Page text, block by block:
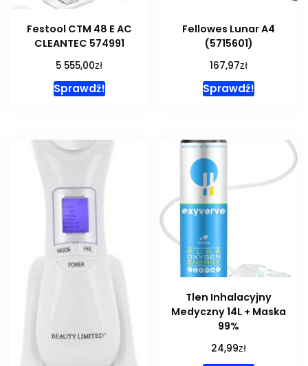
Festool CTM 48 E AC
CLEANTEC 574991
5 555,00zł
Sprawdź!
Fellowes Lunar A4
(5715601)
167,97zł
Sprawdź!
Tlen Inhalacyjny
Medyczny 14L + Maska
99%
24,99zł